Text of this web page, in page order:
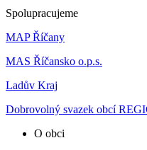
Spolupracujeme
MAP Říčany
MAS Říčansko o.p.s.
Ladův Kraj
Dobrovolný svazek obcí
O obci